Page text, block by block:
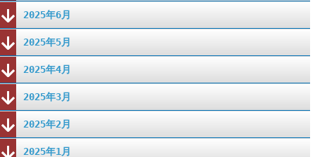
2025年6月
2025年5月
2025年4月
2025年3月
2025年2月
2025年1月